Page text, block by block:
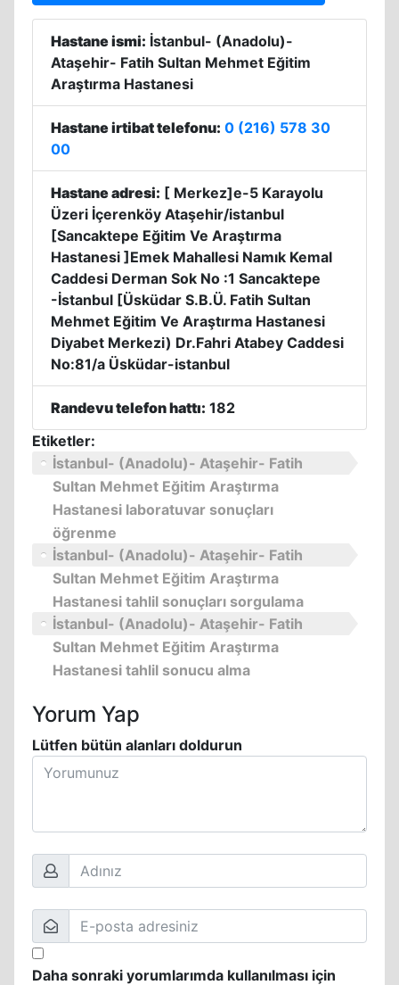
Hastane ismi: İstanbul- (Anadolu)-
Ataşehir- Fatih Sultan Mehmet Eğitim
Araştırma Hastanesi
Hastane irtibat telefonu: 0 (216) 578 30
00
Hastane adresi: [ Merkez]e-5 Karayolu
Üzeri İçerenköy Ataşehir/istanbul
[Sancaktepe Eğitim Ve Araştırma
Hastanesi ]Emek Mahallesi Namık Kemal
Caddesi Derman Sok No :1 Sancaktepe
-İstanbul [Üsküdar S.B.Ü. Fatih Sultan
Mehmet Eğitim Ve Araştırma Hastanesi
Diyabet Merkezi) Dr.Fahri Atabey Caddesi
No:81/a Üsküdar-istanbul
Randevu telefon hattı: 182
Etiketler:
İstanbul- (Anadolu)- Ataşehir- Fatih
Sultan Mehmet Eğitim Araştırma
Hastanesi laboratuvar sonuçları
öğrenme
İstanbul- (Anadolu)- Ataşehir- Fatih
Sultan Mehmet Eğitim Araştırma
Hastanesi tahlil sonuçları sorgulama
İstanbul- (Anadolu)- Ataşehir- Fatih
Sultan Mehmet Eğitim Araştırma
Hastanesi tahlil sonucu alma
Yorum Yap
Lütfen bütün alanları doldurun
Daha sonraki yorumlarımda kullanılması için